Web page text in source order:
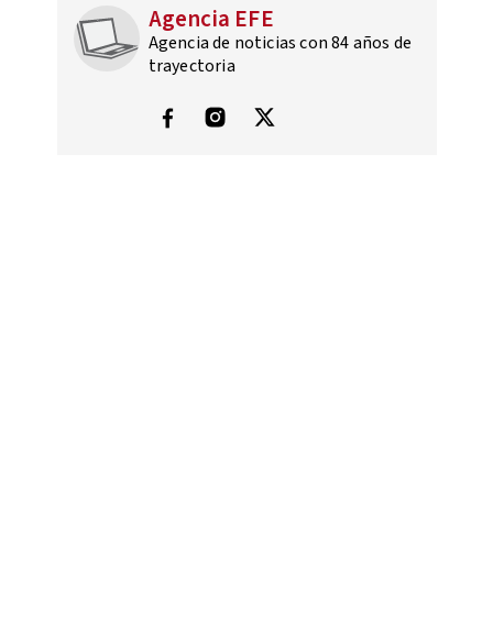
Agencia EFE
Agencia de noticias con 84 años de
trayectoria